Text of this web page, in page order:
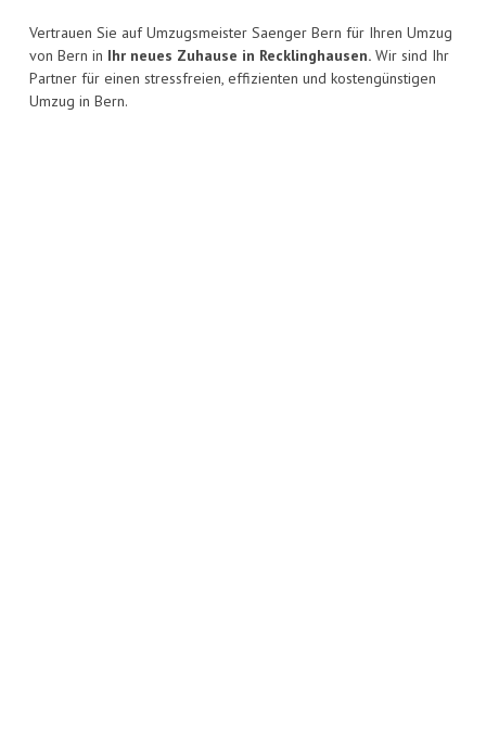
Vertrauen Sie auf Umzugsmeister Saenger Bern für Ihren Umzug
von Bern in Ihr neues Zuhause in Recklinghausen. Wir sind Ihr
Partner für einen stressfreien, effizienten und kostengünstigen
Umzug in Bern.